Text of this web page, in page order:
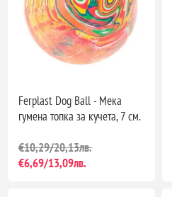
Ferplast Dog Ball - Мека
гумена топка за кучета, 7 см.
€10,29/20,13лв.
€6,69/13,09лв.